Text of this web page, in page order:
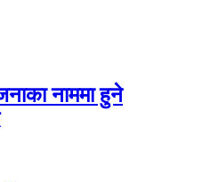
नाममा हुने